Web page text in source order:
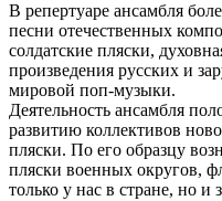
В репертуаре ансамбля
песни отечественных
солдатские пляски,
произведения русских и
мировой поп-музыки.
Деятельность ансамбля
развитию коллективов
пляски. По его образцу
пляски военных округов,
только у нас в стране, но и